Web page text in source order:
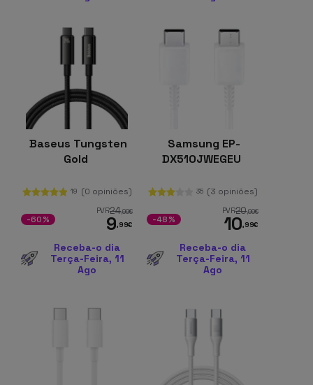
Baseus Tungsten
Gold
19 (0 opiniões)
PVR24,99€
9,99€
-60%
Receba-o dia
Terça-Feira, 11
Ago
Samsung EP-
DX510JWEGEU
35 (3 opiniões)
PVR20,99€
10,99€
-48%
Receba-o dia
Terça-Feira, 11
Ago